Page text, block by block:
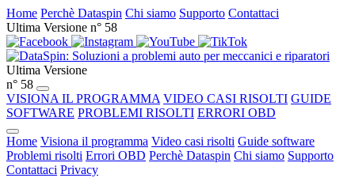
Home Perchè Dataspin Chi siamo Supporto Contattaci
Ultima Versione n° 58
Ultima Versione
n° 58
VISIONA IL PROGRAMMA VIDEO CASI RISOLTI GUIDE
SOFTWARE PROBLEMI RISOLTI ERRORI OBD
Home Visiona il programma Video casi risolti Guide software
Problemi risolti Errori OBD Perchè Dataspin Chi siamo Supporto
Contattaci Privacy